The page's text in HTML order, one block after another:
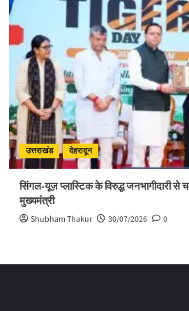
उत्तराखंड देहरादून
सिंगल-यूज़ प्लास्टिक के विरुद्ध जनभागीदारी से
मुख्यमंत्री
Shubham Thakur 30/07/2026 0